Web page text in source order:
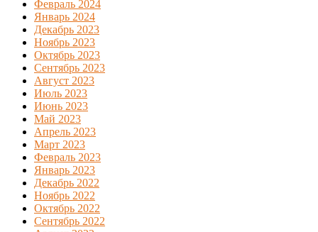
Февраль 2024
Январь 2024
Декабрь 2023
Ноябрь 2023
Октябрь 2023
Сентябрь 2023
Август 2023
Июль 2023
Июнь 2023
Май 2023
Апрель 2023
Март 2023
Февраль 2023
Январь 2023
Декабрь 2022
Ноябрь 2022
Октябрь 2022
Сентябрь 2022